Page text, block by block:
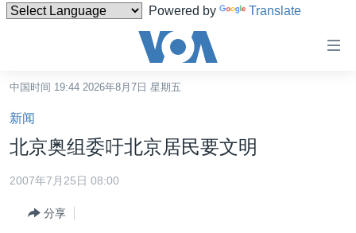
Powered by Translate
碍
链
接
跳
转
港澳
中国时间 19:44 2026年8月7日 星期五
新闻
北京奥组委吁北京居民要文明
2007年7月25日 08:00
分享